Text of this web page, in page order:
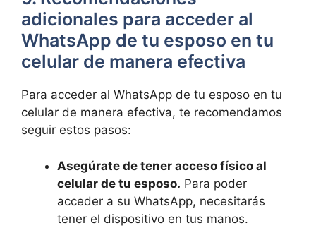
adicionales para acceder al
WhatsApp de tu esposo en tu
celular de manera efectiva
Para acceder al WhatsApp de tu esposo en tu
celular de manera efectiva, te recomendamos
seguir estos pasos:
Asegúrate de tener acceso físico al
celular de tu esposo. Para poder
acceder a su WhatsApp, necesitarás
tener el dispositivo en tus manos.